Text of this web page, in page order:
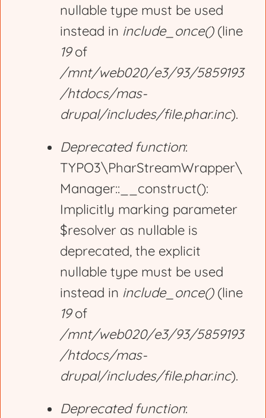
nullable type must be used
instead in include_once()(line
19of
/mnt/web020/e3/93/5859193
/htdocs/mas-
drupal/includes/file.phar.inc).
Deprecated function:
TYPO3\PharStreamWrapper\
Manager::__construct():
Implicitly marking parameter
$resolver as nullable is
deprecated, the explicit
nullable type must be used
instead in include_once()(line
19of
/mnt/web020/e3/93/5859193
/htdocs/mas-
drupal/includes/file.phar.inc).
Deprecated function: